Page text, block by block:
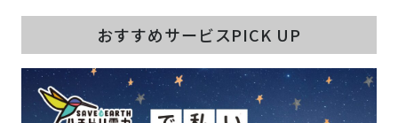
おすすめサービスPICK UP